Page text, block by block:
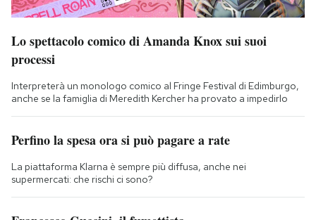
Lo spettacolo comico di Amanda Knox sui suoi
processi
Interpreterà un monologo comico al Fringe Festival di Edimburgo,
anche se la famiglia di Meredith Kercher ha provato a impedirlo
Perfino la spesa ora si può pagare a rate
La piattaforma Klarna è sempre più diffusa, anche nei
supermercati: che rischi ci sono?